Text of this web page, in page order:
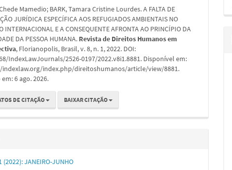
Mamedio; BARK, Tamara Cristine Lourdes. A FALTA DE
JURÍDICA ESPECÍFICA AOS REFUGIADOS AMBIENTAIS NO
INTERNACIONAL E A CONSEQUENTE AFRONTA AO PRINCÍPIO DA
DA PESSOA HUMANA. Revista de Direitos Humanos em
, Florianopolis, Brasil, v. 8, n. 1, 2022. DOI:
IndexLawJournals/2526-0197/2022.v8i1.8881. Disponível em:
index.php/direitoshumanos/article/view/8881.
em: 6 ago. 2026.
DE CITAÇÃO BAIXAR CITAÇÃO
(2022): JANEIRO-JUNHO